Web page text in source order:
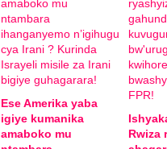
Ese Amerika yaba
igiye kumanika
amaboko mu
Rwiza